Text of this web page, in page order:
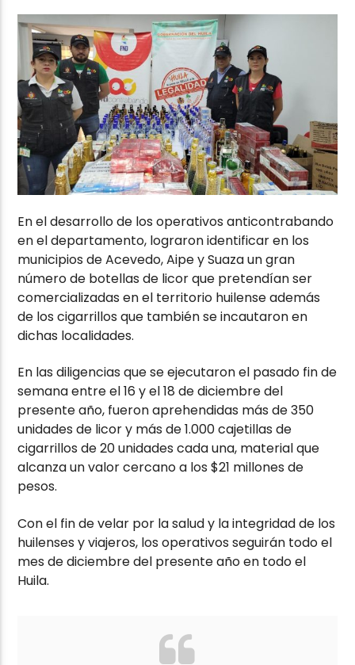
En el desarrollo de los operativos anticontrabando
en el departamento, lograron identificar en los
municipios de Acevedo, Aipe y Suaza un gran
número de botellas de licor que pretendían ser
comercializadas en el territorio huilense además
de los cigarrillos que también se incautaron en
dichas localidades.
En las diligencias que se ejecutaron el pasado fin de
semana entre el 16 y el 18 de diciembre del
presente año, fueron aprehendidas más de 350
unidades de licor y más de 1.000 cajetillas de
cigarrillos de 20 unidades cada una, material que
alcanza un valor cercano a los $21 millones de
pesos.
Con el fin de velar por la salud y la integridad de los
huilenses y viajeros, los operativos seguirán todo el
mes de diciembre del presente año en todo el
Huila.